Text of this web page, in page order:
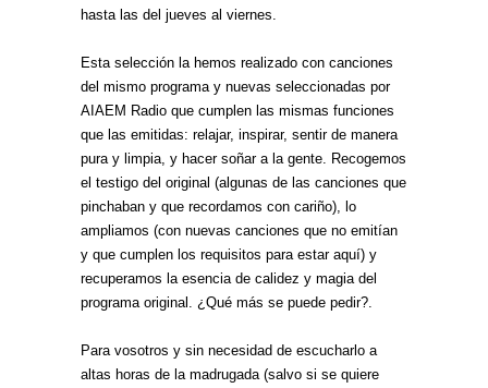
hasta las del jueves al viernes.
Esta selección la hemos realizado con canciones
del mismo programa y nuevas seleccionadas por
AIAEM Radio que cumplen las mismas funciones
que las emitidas: relajar, inspirar, sentir de manera
pura y limpia, y hacer soñar a la gente. Recogemos
el testigo del original (algunas de las canciones que
pinchaban y que recordamos con cariño), lo
ampliamos (con nuevas canciones que no emitían
y que cumplen los requisitos para estar aquí) y
recuperamos la esencia de calidez y magia del
programa original. ¿Qué más se puede pedir?.
Para vosotros y sin necesidad de escucharlo a
altas horas de la madrugada (salvo si se quiere